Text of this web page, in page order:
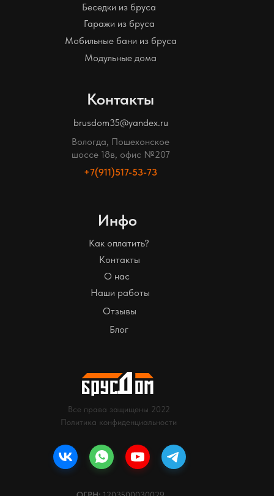
Контакты
brusdom35@yandex.ru
+7(911)517-53-73
Инфо
Как оплатить?
О нас
Блог
Наши работы
Отзывы
Политика конфиденциальности
Все права защищены 2022
Контакты
Вологда, Пошехонское
шоссе 18в, офис №207
Гаражи из бруса
Беседки из бруса
Модульные дома
Мобильные бани из бруса